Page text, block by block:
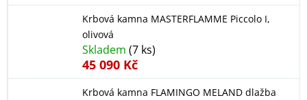
Krbová kamna MASTERFLAMME Piccolo I,
olivová
Skladem (7 ks)
45 090 Kč
Krbová kamna FLAMINGO MELAND dlažba